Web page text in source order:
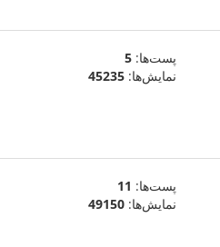
پست‌ها: 5
نمایش‌ها: 45235
پست‌ها: 11
نمایش‌ها: 49150